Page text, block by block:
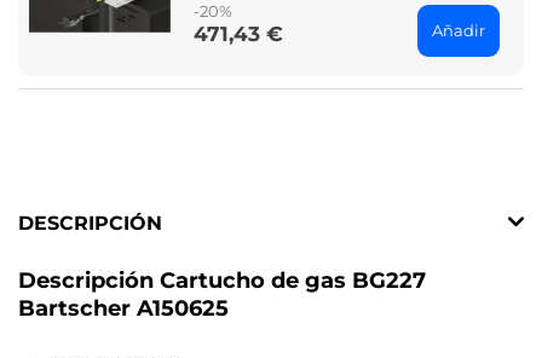
-20%
Price
471,43 € Añadir
DESCRIPCIÓN
Descripción Cartucho de gas BG227
Bartscher A150625